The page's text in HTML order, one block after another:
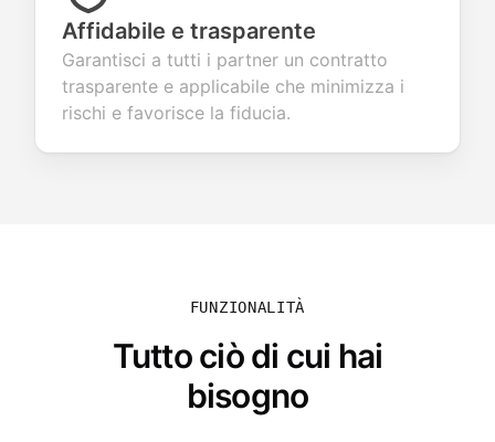
Affidabile e trasparente
Garantisci a tutti i partner un contratto
trasparente e applicabile che minimizza i
rischi e favorisce la fiducia.
FUNZIONALITÀ
Tutto ciò di cui hai
bisogno